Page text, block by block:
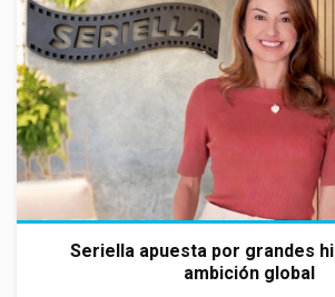
Seriella apuesta por grandes
ambición global